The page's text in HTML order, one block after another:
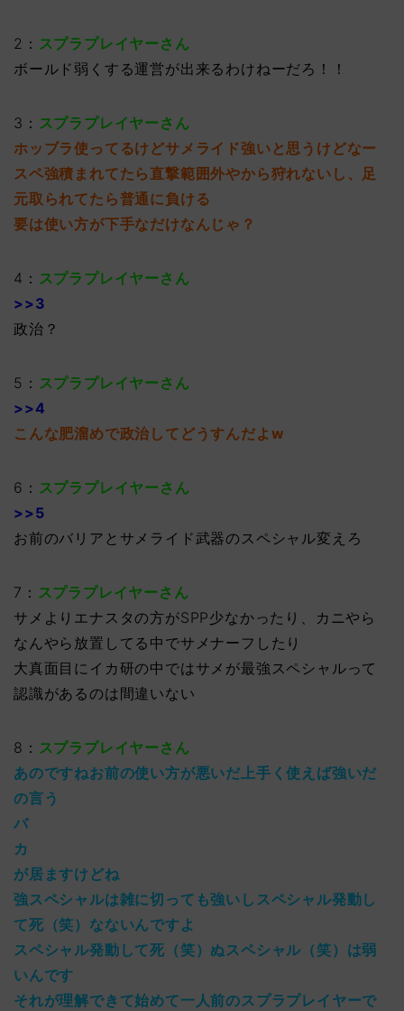
2： スプラプレイヤーさん
ボールド弱くする運営が出来るわけねーだろ！！
3： スプラプレイヤーさん
ホッブラ使ってるけどサメライド強いと思うけどなー
スペ強積まれてたら直撃範囲外やから狩れないし、足
元取られてたら普通に負ける
要は使い方が下手なだけなんじゃ？
4： スプラプレイヤーさん
>>3
政治？
5： スプラプレイヤーさん
>>4
こんな肥溜めで政治してどうすんだよw
6： スプラプレイヤーさん
>>5
お前のバリアとサメライド武器のスペシャル変えろ
7： スプラプレイヤーさん
サメよりエナスタの方がSPP少なかったり、カニやら
なんやら放置してる中でサメナーフしたり
大真面目にイカ研の中ではサメが最強スペシャルって
認識があるのは間違いない
8： スプラプレイヤーさん
あのですねお前の使い方が悪いだ上手く使えば強いだ
の言う
バ
カ
が居ますけどね
強スペシャルは雑に切っても強いしスペシャル発動し
て死（笑）なないんですよ
スペシャル発動して死（笑）ぬスペシャル（笑）は弱
いんです
それが理解できて始めて一人前のスプラプレイヤーで